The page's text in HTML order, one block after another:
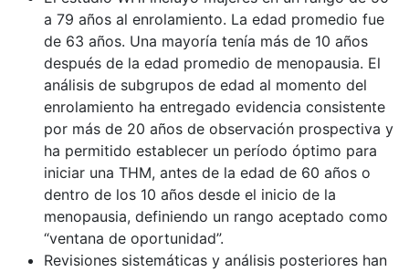
a 79 años al enrolamiento. La edad promedio fue
de 63 años. Una mayoría tenía más de 10 años
después de la edad promedio de menopausia. El
análisis de subgrupos de edad al momento del
enrolamiento ha entregado evidencia consistente
por más de 20 años de observación prospectiva y
ha permitido establecer un período óptimo para
iniciar una THM, antes de la edad de 60 años o
dentro de los 10 años desde el inicio de la
menopausia, definiendo un rango aceptado como
“ventana de oportunidad”.
Revisiones sistemáticas y análisis posteriores han